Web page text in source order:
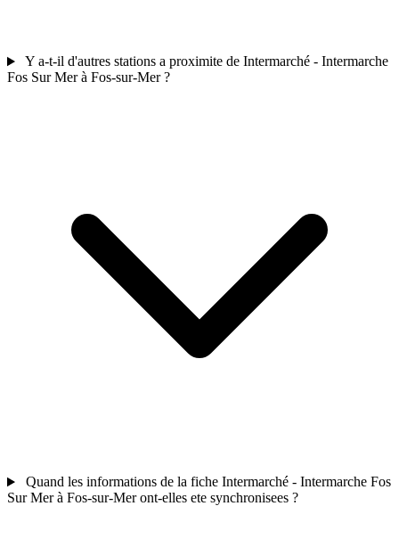
Y a-t-il d'autres stations a proximite de Intermarché - Intermarche
Fos Sur Mer à Fos-sur-Mer ?
Quand les informations de la fiche Intermarché - Intermarche Fos
Sur Mer à Fos-sur-Mer ont-elles ete synchronisees ?